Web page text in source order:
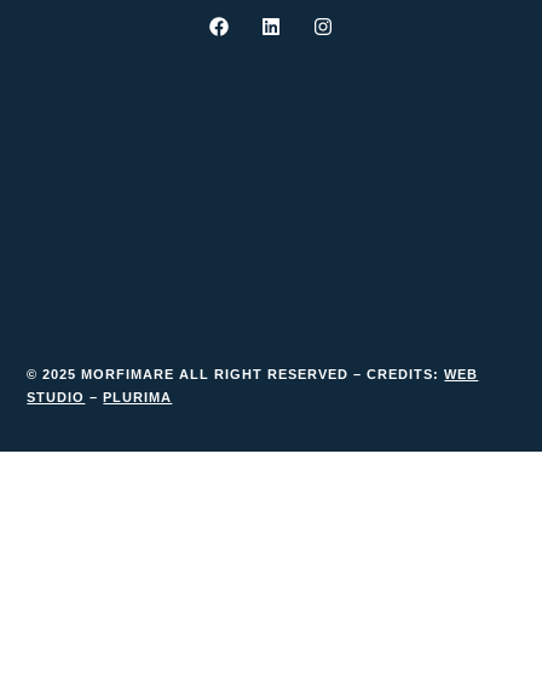
© 2025 MORFIMARE ALL RIGHT RESERVED – CREDITS:WEB
STUDIO – PLURIMA